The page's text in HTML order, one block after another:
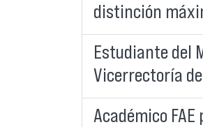
distinción
Estudiante del
Vicerrectoría
Académico